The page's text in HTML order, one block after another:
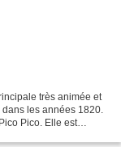
très animée et
les années 1820.
Pico. Elle est